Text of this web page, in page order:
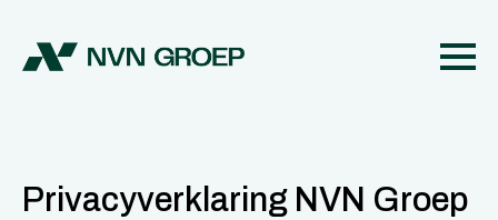
Privacyverklaring NVN Groep